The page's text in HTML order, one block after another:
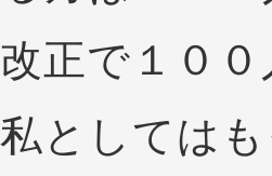
改正で１０
私としては